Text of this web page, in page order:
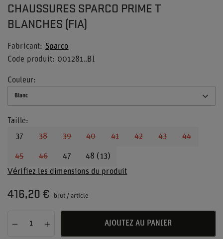
CHAUSSURES SPARCO PRIME T
BLANCHES (FIA)
Fabricant
Sparco
Code produit
001281..BI
Couleur
Blanc
Taille
37
38 39 40 41 42 43 44
45 46 47
48 (13)
Vérifiez les dimensions du produit
416,20 € brut / article
AJOUTEZ AU PANIER